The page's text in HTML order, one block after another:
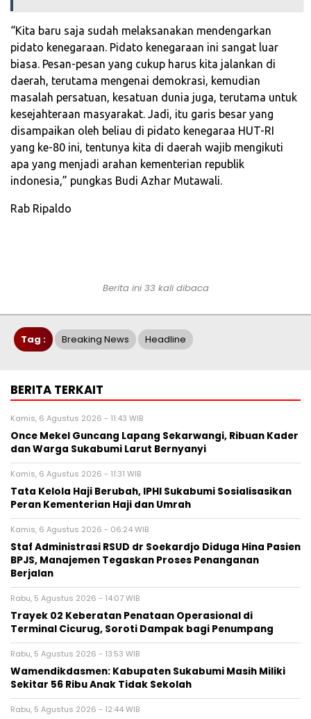
“Kita baru saja sudah melaksanakan mendengarkan
pidato kenegaraan. Pidato kenegaraan ini sangat luar
biasa. Pesan-pesan yang cukup harus kita jalankan di
daerah, terutama mengenai demokrasi, kemudian
masalah persatuan, kesatuan dunia juga, terutama untuk
kesejahteraan masyarakat. Jadi, itu garis besar yang
disampaikan oleh beliau di pidato kenegaraa HUT-RI
yang ke-80 ini, tentunya kita di daerah wajib mengikuti
apa yang menjadi arahan kementerian republik
indonesia,” pungkas Budi Azhar Mutawali.
Rab Ripaldo
Berita ini 33 kali dibaca
Tag : Breaking News Headline
BERITA TERKAIT
Kamis, 6 Agustus 2026 - 11:43 WIB
Once Mekel Guncang Lapang Sekarwangi, Ribuan Kader
dan Warga Sukabumi Larut Bernyanyi
Kamis, 6 Agustus 2026 - 11:31 WIB
Tata Kelola Haji Berubah, IPHI Sukabumi Sosialisasikan
Peran Kementerian Haji dan Umrah
Kamis, 6 Agustus 2026 - 06:24 WIB
Staf Administrasi RSUD dr Soekardjo Diduga Hina Pasien
BPJS, Manajemen Tegaskan Proses Penanganan
Berjalan
Rabu, 5 Agustus 2026 - 14:07 WIB
‎Trayek 02 Keberatan Penataan Operasional di
Terminal Cicurug, Soroti Dampak bagi Penumpang
Rabu, 5 Agustus 2026 - 13:53 WIB
Wamendikdasmen: Kabupaten Sukabumi Masih Miliki
Sekitar 56 Ribu Anak Tidak Sekolah
Rabu, 5 Agustus 2026 - 12:44 WIB